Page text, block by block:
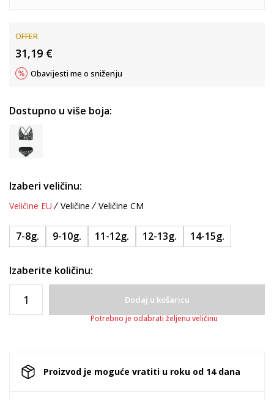
OFFER
31,19 €
Obavijesti me o sniženju
Dostupno u više boja:
Izaberi veličinu:
Veličine EU Veličine Veličine CM
7-8g. 9-10g. 11-12g. 12-13g. 14-15g.
Izaberite količinu:
Dodaj u košaricu
Potrebno je odabrati željenu veličinu
Proizvod je moguće vratiti u roku od 14 dana